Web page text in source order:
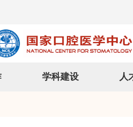
学科建设 人